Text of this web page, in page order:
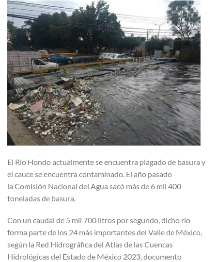
El Río Hondo actualmente se encuentra plagado de basura y
el cauce se encuentra contaminado. El año pasado
la Comisión Nacional del Agua sacó más de 6 mil 400
toneladas de basura.
Con un caudal de 5 mil 700 litros por segundo, dicho río
forma parte de los 24 más importantes del Valle de México,
según la Red Hidrográfica del Atlas de las Cuencas
Hidrológicas del Estado de México 2023, documento